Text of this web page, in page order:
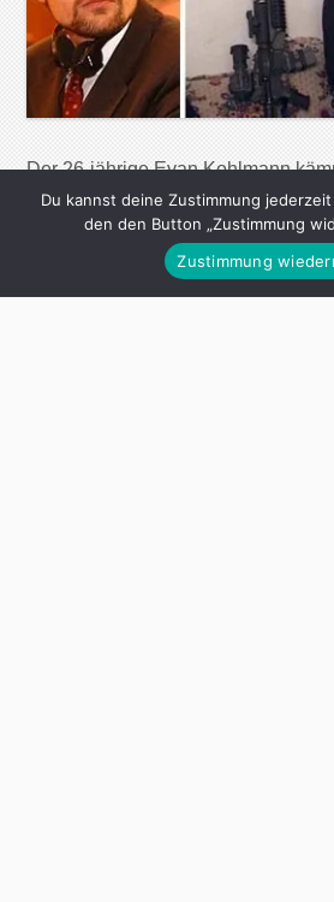
Der 26-jährige Evan Kohlmann
al-Qaida. Ein Gespräch über
entführte deutsche Archäologin Er
Pentagon, sagt in
aus und hat ein Buch über das al-
Du kannst deine Zustimmung
den den Button „Zustimmung
Zustimmung